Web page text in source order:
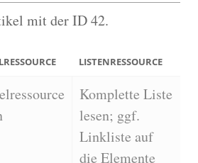
mit der ID 42.
LISTENRESSOURCE
Komplette Liste
lesen; ggf.
Linkliste auf
die Elemente